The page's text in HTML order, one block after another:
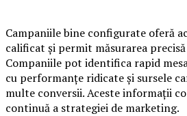
Campaniile bine configurate oferă
calificat și permit măsurarea
Companiile pot identifica rapid
cu performanțe ridicate și sursele
multe conversii. Aceste informații
continuă a strategiei de marketing.